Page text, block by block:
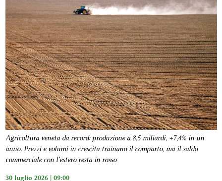
Agricoltura veneta da record: produzione a 8,5 miliardi, +7,4% in un
anno. Prezzi e volumi in crescita trainano il comparto, ma il saldo
commerciale con l'estero resta in rosso
30 luglio 2026 | 09:00